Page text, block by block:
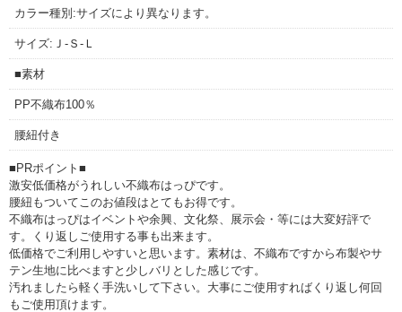
カラー種別:サイズにより異なります。
サイズ:Ｊ-Ｓ-Ｌ
■素材
PP不織布100％
腰紐付き
■PRポイント■
激安低価格がうれしい不織布はっぴです。
腰紐もついてこのお値段はとてもお得です。
不織布はっぴはイベントや余興、文化祭、展示会・等には大変好評で
す。くり返しご使用する事も出来ます。
低価格でご利用しやすいと思います。素材は、不織布ですから布製やサ
テン生地に比べますと少しバリとした感じです。
汚れましたら軽く手洗いして下さい。大事にご使用すればくり返し何回
もご使用頂けます。